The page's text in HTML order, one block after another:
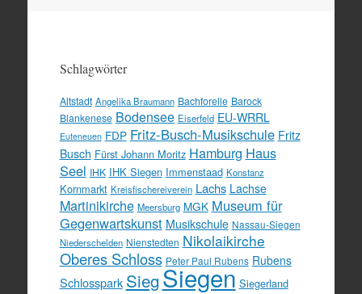
Schlagwörter
Altstadt Angelika Braumann Bachforelle Barock
Blankenese Bodensee Eiserfeld EU-WRRL
Euteneuen FDP Fritz-Busch-Musikschule Fritz
Busch Fürst Johann Moritz Hamburg Haus
Seel IHK IHK Siegen Immenstaad Konstanz
Kornmarkt Kreisfischereiverein Lachs Lachse
Martinikirche Meersburg MGK Museum für
Gegenwartskunst Musikschule Nassau-Siegen
Niederschelden Nienstedten Nikolaikirche
Oberes Schloss Peter Paul Rubens Rubens
Schlosspark SiegSiegen Siegerland